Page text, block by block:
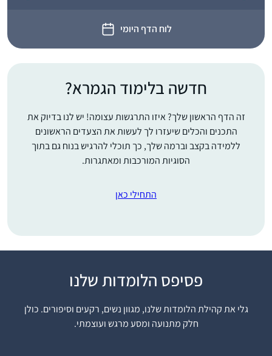
לוח הדף היומי
חדשה בלימוד הגמרא?
זה הדף הראשון שלך? איזו התרגשות עצומה! יש לנו בדיוק את
התכנים והכלים שיעזרו לך לעשות את הצעדים הראשונים
ללמידה בקצב וברמה שלך, כך תוכלי להרגיש בנוח גם בתוך
הסוגיות המורכבות ומאתגרות.
התחילי כאן
פסיפס הלומדות שלנו
גלי את קהילת הלומדות שלנו, מגוון נשים, רקעים וסיפורים. כולן
חלק מתנועה ומסע מרגש ועוצמתי.
ראיתי את הסיום הגדול
התרשמתי ורציתי לקחת
חלק.. אבל לקח לי עוד